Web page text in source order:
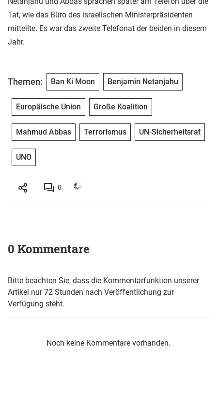
Tat, wie das Büro des israelischen Ministerpräsidenten
mitteilte. Es war das zweite Telefonat der beiden in diesem
Jahr.
Themen: Ban Ki Moon Benjamin Netanjahu
Europäische Union Große Koalition
Mahmud Abbas Terrorismus UN-Sicherheitsrat
UNO
0
0 Kommentare
Bitte beachten Sie, dass die Kommentarfunktion unserer
Artikel nur 72 Stunden nach Veröffentlichung zur
Verfügung steht.
Noch keine Kommentare vorhanden.